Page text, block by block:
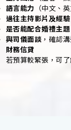
語言能力 （中文、
過往主持影片及經驗
是否能配合婚禮主題
與司儀面談 ，確認
財務信貸
若預算較緊張，可